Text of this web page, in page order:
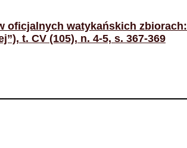
oficjalnych watykańskich zbiorach:
t. CV (105), n. 4-5, s. 367-369